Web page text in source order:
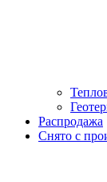
Распродажа
Снято с